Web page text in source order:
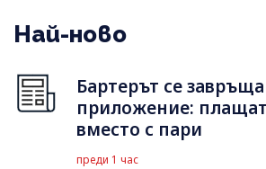
Най-ново
Бартерът се
приложение:
вместо с пари
преди 1 час